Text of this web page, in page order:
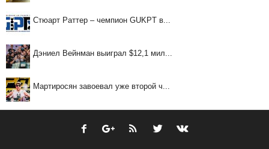
Стюарт Раттер – чемпион GUKPT в...
Дэниел Вейнман выиграл $12,1 мил...
Мартиросян завоевал уже второй ч...